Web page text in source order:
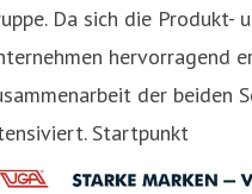
Da sich die
hervorragend
der beiden
Startpunkt